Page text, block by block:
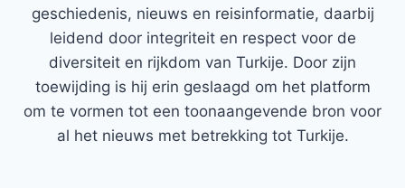
geschiedenis, nieuws en reisinformatie, daarbij
leidend door integriteit en respect voor de
diversiteit en rijkdom van Turkije. Door zijn
toewijding is hij erin geslaagd om het platform
om te vormen tot een toonaangevende bron voor
al het nieuws met betrekking tot Turkije.